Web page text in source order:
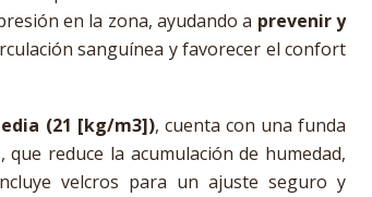
en la zona, ayudando a prevenir y
sanguínea y favorecer el confort
(21 [kg/m3]), cuenta con una funda
, que reduce la acumulación de humedad,
velcros para un ajuste seguro y